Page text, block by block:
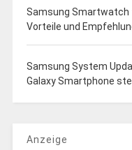
Samsung Smartwatch
Vorteile und
Samsung System
Galaxy Smartphone
Anzeige